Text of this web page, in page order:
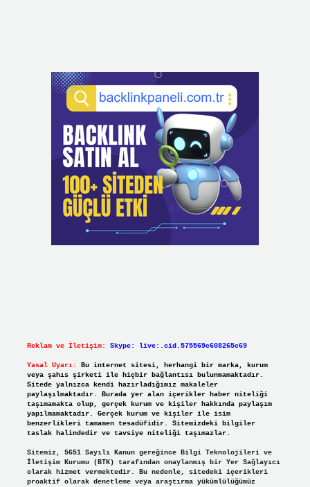
Reklam ve İletişim: Skype: live:.cid.575569c608265c69
Yasal Uyarı:
Bu internet sitesi, herhangi bir marka, kurum
veya şahıs şirketi ile hiçbir bağlantısı bulunmamaktadır.
Sitede yalnızca kendi hazırladığımız makaleler
paylaşılmaktadır. Burada yer alan içerikler haber niteliği
taşımamakta olup, gerçek kurum ve kişiler hakkında paylaşım
yapılmamaktadır. Gerçek kurum ve kişiler ile isim
benzerlikleri tamamen tesadüfidir. Sitemizdeki bilgiler
taslak halindedir ve tavsiye niteliği taşımazlar.
Sitemiz, 5651 Sayılı Kanun gereğince Bilgi Teknolojileri ve
İletişim Kurumu (BTK) tarafından onaylanmış bir Yer Sağlayıcı
olarak hizmet vermektedir. Bu nedenle, sitedeki içerikleri
proaktif olarak denetleme veya araştırma yükümlülüğümüz